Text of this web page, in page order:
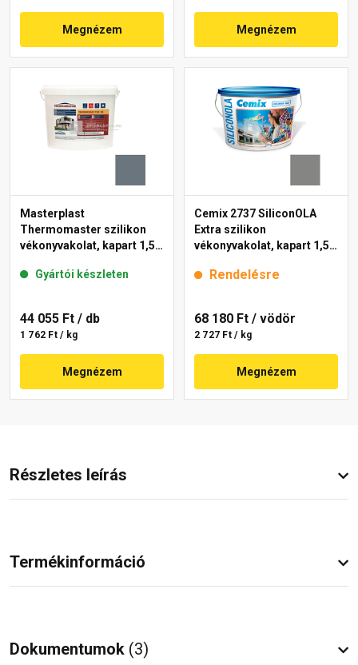
Megnézem Megnézem
Masterplast
Thermomaster szilikon
vékonyvakolat, kapart 1,5
Gyártói készleten
44 055 Ft / db
1 762 Ft / kg
Megnézem
Cemix 2737 SiliconOLA
Extra szilikon
vékonyvakolat, kapart 1,5
Rendelésre
68 180 Ft / vödör
2 727 Ft / kg
Megnézem
Részletes leírás
Termékinformáció
Dokumentumok (3)